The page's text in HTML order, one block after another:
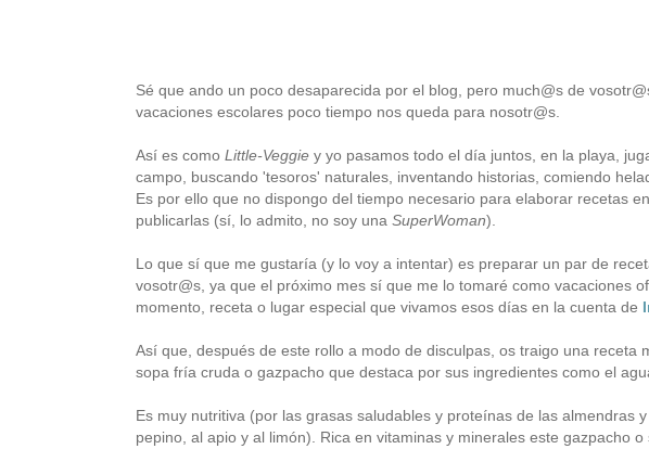
Sé que ando un poco desaparecida por el blog, pero much@s de
vacaciones escolares poco tiempo nos queda para nosotr@s.
Así es como Little-Veggie y yo pasamos todo el día juntos, en la playa,
campo, buscando 'tesoros' naturales, inventando historias, comiendo
Es por ello que no dispongo del tiempo necesario para elaborar recetas
publicarlas (sí, lo admito, no soy una SuperWoman).
Lo que sí que me gustaría (y lo voy a intentar) es preparar un par de
vosotr@s, ya que el próximo mes sí que me lo tomaré como vacaciones
momento, receta o lugar especial que vivamos esos días en la cuenta de
Así que, después de este rollo a modo de disculpas, os traigo una receta
sopa fría cruda o gazpacho que destaca por sus ingredientes como el
Es muy nutritiva (por las grasas saludables y proteínas de las almendras
pepino, al apio y al limón). Rica en vitaminas y minerales este gazpacho